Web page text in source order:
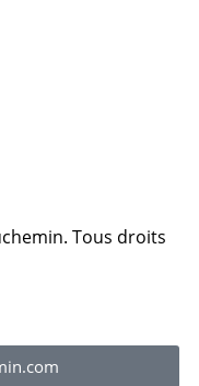
Tous droits